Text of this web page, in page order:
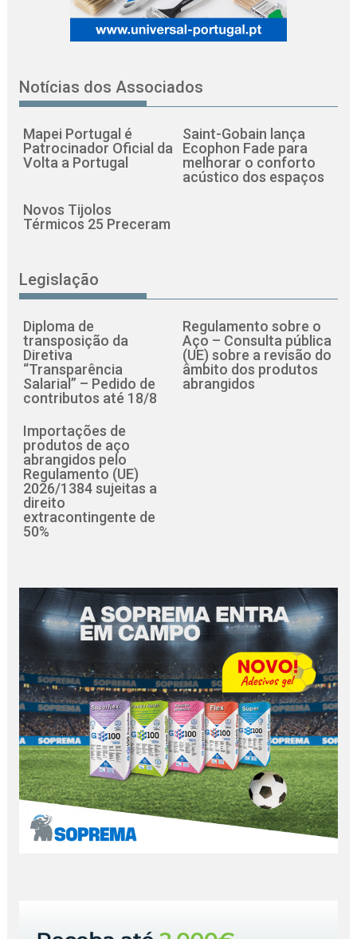
Notícias dos Associados
Mapei Portugal é
Patrocinador Oficial da
Volta a Portugal
Saint-Gobain lança
Ecophon Fade para
melhorar o conforto
acústico dos espaços
Novos Tijolos
Térmicos 25 Preceram
Legislação
Diploma de
transposição da
Diretiva
“Transparência
Salarial” – Pedido de
contributos até 18/8
Regulamento sobre o
Aço – Consulta pública
(UE) sobre a revisão do
âmbito dos produtos
abrangidos
Importações de
produtos de aço
abrangidos pelo
Regulamento (UE)
2026/1384 sujeitas a
direito
extracontingente de
50%